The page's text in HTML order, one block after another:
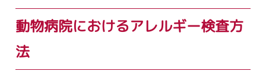
動物病院におけるアレルギー検査方
法